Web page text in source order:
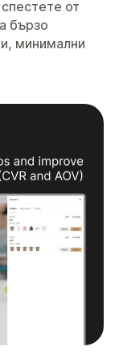
от
бързо
минимални